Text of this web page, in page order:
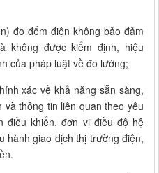
đo đếm điện không bảo đảm
không được kiểm định, hiệu
của pháp luật về đo lường;
xác về khả năng sẵn sàng,
thông tin liên quan theo yêu
điều khiển, đơn vị điều độ hệ
hành giao dịch thị trường điện,